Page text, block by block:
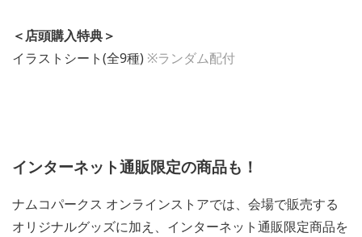
＜店頭購入特典＞
イラストシート(全9種) ※ランダム配付
インターネット通販限定の商品も！
ナムコパークス オンラインストアでは、会場で販売する
オリジナルグッズに加え、インターネット通販限定商品を